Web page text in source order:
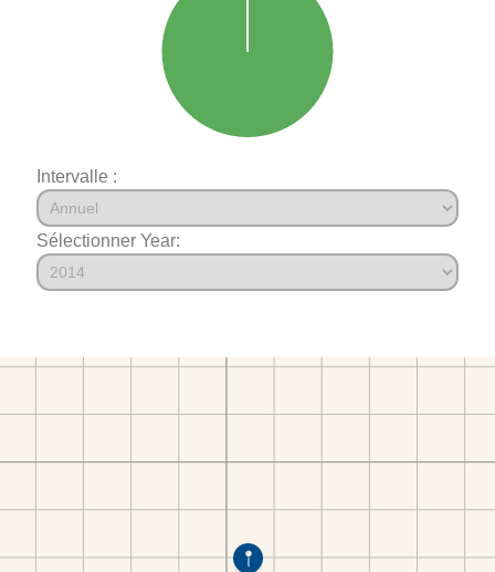
Intervalle :
Sélectionner Year: